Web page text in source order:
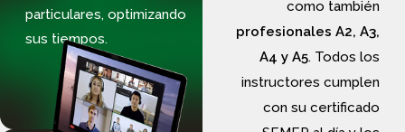
particulares, optimizando
sus tiempos.
como también
profesionales A2, A3,
A4 y A5. Todos los
instructores cumplen
con su certificado